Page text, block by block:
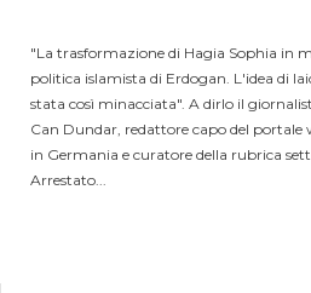
"La trasformazione di Hagia Sophia in
politica islamista di Erdogan. L'idea di
stata così minacciata". A dirlo il
Can Dundar, redattore capo del
in Germania e curatore della rubrica
Arrestato...